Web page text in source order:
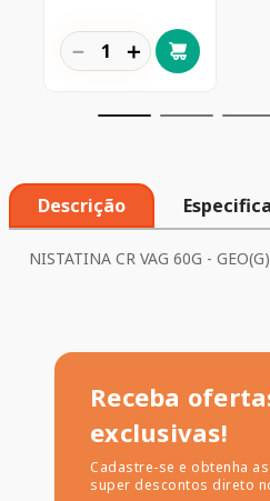
＋
－
Descrição
NISTATINA CR VAG 60G -
Receba
exclusivas!
Cadastre-se e obtenha
super descontos direto